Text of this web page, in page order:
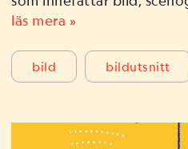
läs mera »
bild bildutsnitt